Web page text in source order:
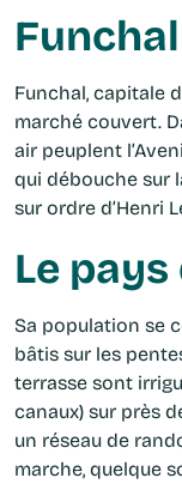
Funchal
Funchal, capitale
marché couvert.
air peuplent
qui débouche sur
sur ordre d’Henri
Le
Sa population se
bâtis sur les
terrasse sont
canaux) sur près
un réseau de
marche, quelque